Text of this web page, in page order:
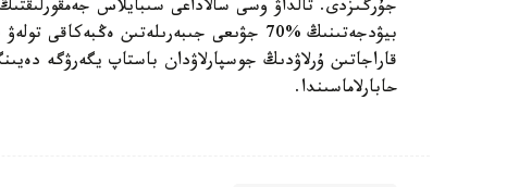
جۇرگىزدى. تالداۋ وسى سالاداعى سىبايلاس
بيۋدجەتىنىڭ %70 جۋىعى جىبەرىلەتىن
قاراجاتىن ۇرلاۋدىڭ جوسپارلاۋدان باستاپ يگەرۋگە
حابارلاماسىندا.